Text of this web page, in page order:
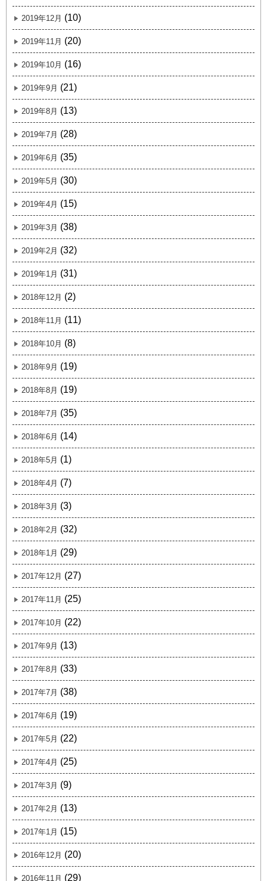
2019年12月 (10)
2019年11月 (20)
2019年10月 (16)
2019年9月 (21)
2019年8月 (13)
2019年7月 (28)
2019年6月 (35)
2019年5月 (30)
2019年4月 (15)
2019年3月 (38)
2019年2月 (32)
2019年1月 (31)
2018年12月 (2)
2018年11月 (11)
2018年10月 (8)
2018年9月 (19)
2018年8月 (19)
2018年7月 (35)
2018年6月 (14)
2018年5月 (1)
2018年4月 (7)
2018年3月 (3)
2018年2月 (32)
2018年1月 (29)
2017年12月 (27)
2017年11月 (25)
2017年10月 (22)
2017年9月 (13)
2017年8月 (33)
2017年7月 (38)
2017年6月 (19)
2017年5月 (22)
2017年4月 (25)
2017年3月 (9)
2017年2月 (13)
2017年1月 (15)
2016年12月 (20)
2016年11月 (29)